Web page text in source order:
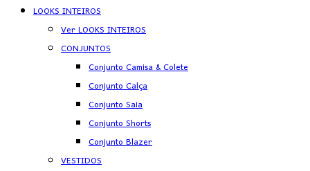
LOOKS INTEIROS
Ver LOOKS INTEIROS
CONJUNTOS
Conjunto Camisa & Colete
Conjunto Calça
Conjunto Saia
Conjunto Shorts
Conjunto Blazer
VESTIDOS